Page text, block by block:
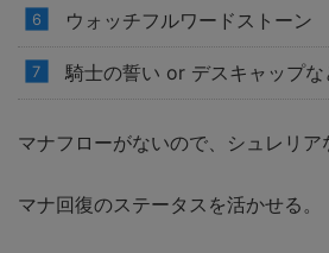
ウォッチフルワードストーン
騎士の誓い or デスキャップな
マナフローがないので、シュレリア
マナ回復のステータスを活かせる。